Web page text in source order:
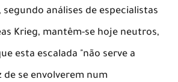
segundo análises de especialistas
Krieg, mantêm-se hoje neutros,
esta escalada "não serve a
de se envolverem num